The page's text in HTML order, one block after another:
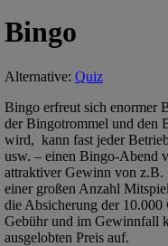
Bingo
Alternative: Quiz
Bingo erfreut sich enormer
der Bingotrommel und den
wird, kann fast jeder
usw. – einen Bingo-Abend
attraktiver Gewinn von z.B.
einer großen Anzahl
die Absicherung der 10.000
Gebühr und im Gewinnfall
ausgelobten Preis auf.